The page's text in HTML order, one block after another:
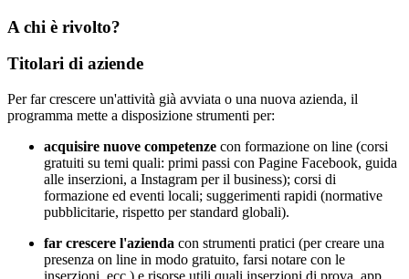
A chi è rivolto?
Titolari di aziende
Per far crescere un'attività già avviata o una nuova azienda, il
programma mette a disposizione strumenti per:
acquisire nuove competenze con formazione on line (corsi
gratuiti su temi quali: primi passi con Pagine Facebook, guida
alle inserzioni, a Instagram per il business); corsi di
formazione ed eventi locali; suggerimenti rapidi (normative
pubblicitarie, rispetto per standard globali).
far crescere l'azienda con strumenti pratici (per creare una
presenza on line in modo gratuito, farsi notare con le
inserzioni, ecc.) e risorse utili quali inserzioni di prova, app